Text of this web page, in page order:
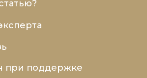
при поддержке